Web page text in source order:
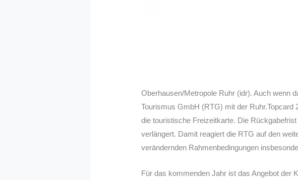
Oberhausen/Metropole Ruhr (idr). Auch wenn
Tourismus GmbH (RTG) mit der
die touristische Freizeitkarte. Die
verlängert. Damit reagiert die RTG auf den
verändernden Rahmenbedingungen
Für das kommenden Jahr ist das Angebot der